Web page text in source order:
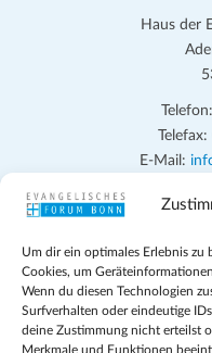
Um dir ein optimales Erlebnis zu
Cookies, um
Wenn du diesen Technologien
Surfverhalten oder eindeutige
deine Zustimmung nicht erteilst
Merkmale und Funktionen
Haus der
E-Mail:
Das Evangelische
persönlichen,
eingehen, zu offener
anregen und mithelfen, aus
im individuellen und